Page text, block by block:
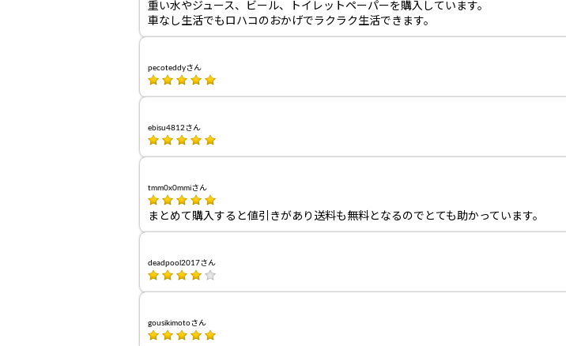
重い水やジュース、ビール、トイレットペーパーを購入しています。
車なし生活でもロハコのおかげでラクラク生活できます。
pecoteddyさん
ebisu4812さん
tmm0x0mmiさん
まとめて購入すると値引きがあり送料も無料となるのでとても助かっています。
deadpool2017さん
gousikimotoさん